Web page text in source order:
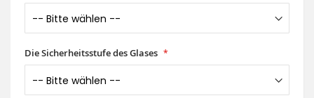
Die Sicherheitsstufe des Glases